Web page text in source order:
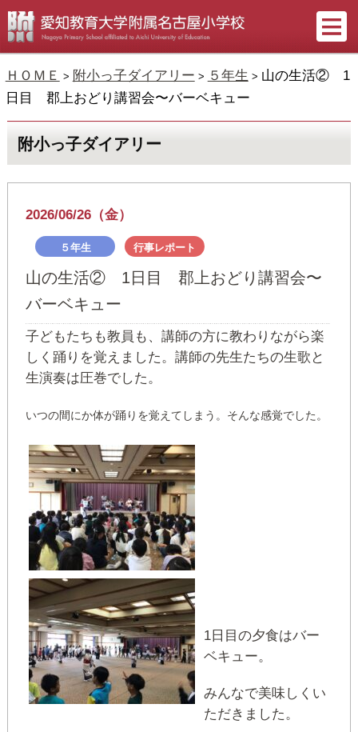
ＨＯＭＥ > 附小っ子ダイアリー > ５年生 > 山の生活② 1
日目 郡上おどり講習会〜バーベキュー
附小っ子ダイアリー
2026/06/26（金）
５年生 行事レポート
山の生活② 1日目 郡上おどり講習会〜
バーベキュー
子どもたちも教員も、講師の方に教わりながら楽
しく踊りを覚えました。講師の先生たちの生歌と
生演奏は圧巻でした。
いつの間にか体が踊りを覚えてしまう。そんな感覚でした。
1日目の夕食はバー
ベキュー。
みんなで美味しくい
ただきました。